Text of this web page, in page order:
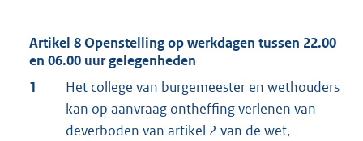
Artikel 8 Openstelling op werkdagen tussen 22.00
en 06.00 uur gelegenheden
1
Het college van burgemeester en wethouders
kan op aanvraag ontheffing verlenen van
deverboden van artikel 2 van de wet,